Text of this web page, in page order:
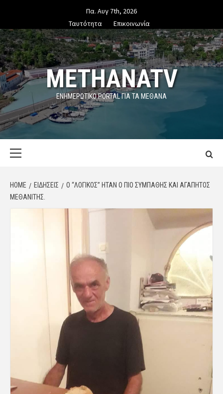
content
Πα. Αυγ 7th, 2026
Ταυτότητα
Επικοινωνία
METHANATV
ΕΝΗΜΕΡΩΤΙΚΌ PORTAL ΓΙΑ ΤΑ ΜΕΘΑΝΑ
HOME ΕΙΔΗΣΕΙΣ
Ο “ΛΟΓΙΚΌΣ” ΉΤΑΝ Ο ΠΙΟ ΣΥΜΠΑΘΉΣ ΚΑΙ ΑΓΑΠΗΤΌΣ
ΜΕΘΑΝΊΤΗΣ.